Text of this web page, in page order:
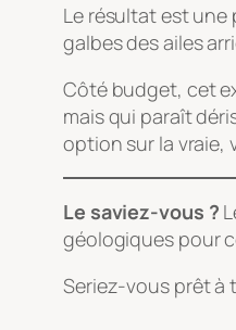
Le résultat est une
galbes des ailes
Côté budget, cet
mais qui paraît
option sur la vraie,
Le saviez-vous ?
géologiques pour
Seriez-vous prêt à